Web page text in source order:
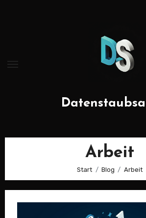
Arbeit
Start Blog Arbeit